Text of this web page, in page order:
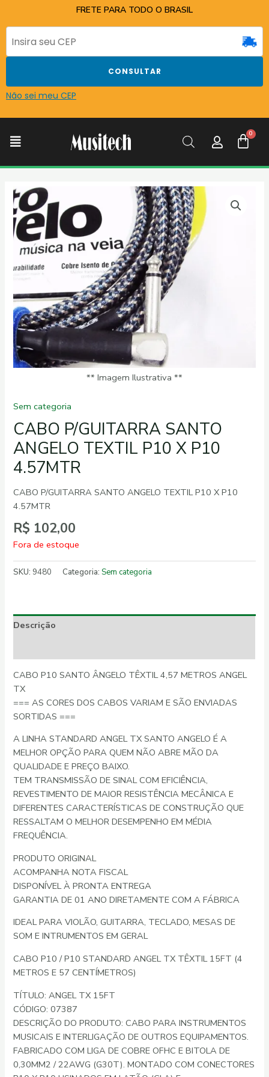
conteúdo
FRETE PARA TODO O BRASIL
CONSULTAR
Não sei meu CEP
Menu
** Imagem Ilustrativa **
Sem categoria
CABO P/GUITARRA SANTO
ANGELO TEXTIL P10 X P10
4.57MTR
CABO P/GUITARRA SANTO ANGELO TEXTIL P10 X P10
4.57MTR
R$ 102,00
Fora de estoque
SKU: 9480 Categoria:Sem categoria
Descrição
CABO P10 SANTO ÂNGELO TÊXTIL 4,57 METROS ANGEL
TX
=== AS CORES DOS CABOS VARIAM E SÃO ENVIADAS
SORTIDAS ===
A LINHA STANDARD ANGEL TX SANTO ANGELO É A
MELHOR OPÇÃO PARA QUEM NÃO ABRE MÃO DA
QUALIDADE E PREÇO BAIXO.
TEM TRANSMISSÃO DE SINAL COM EFICIÊNCIA,
REVESTIMENTO DE MAIOR RESISTÊNCIA MECÂNICA E
DIFERENTES CARACTERÍSTICAS DE CONSTRUÇÃO QUE
RESSALTAM O MELHOR DESEMPENHO EM MÉDIA
FREQUÊNCIA.
PRODUTO ORIGINAL
ACOMPANHA NOTA FISCAL
DISPONÍVEL À PRONTA ENTREGA
GARANTIA DE 01 ANO DIRETAMENTE COM A FÁBRICA
IDEAL PARA VIOLÃO, GUITARRA, TECLADO, MESAS DE
SOM E INTRUMENTOS EM GERAL
CABO P10 / P10 STANDARD ANGEL TX TÊXTIL 15FT (4
METROS E 57 CENTÍMETROS)
TÍTULO: ANGEL TX 15FT
CÓDIGO: 07387
DESCRIÇÃO DO PRODUTO: CABO PARA INSTRUMENTOS
MUSICAIS E INTERLIGAÇÃO DE OUTROS EQUIPAMENTOS.
FABRICADO COM LIGA DE COBRE OFHC E BITOLA DE
0,30MM2 / 22AWG (G30T). MONTADO COM CONECTORES